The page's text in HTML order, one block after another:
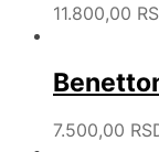
11.800,00
7.500,00